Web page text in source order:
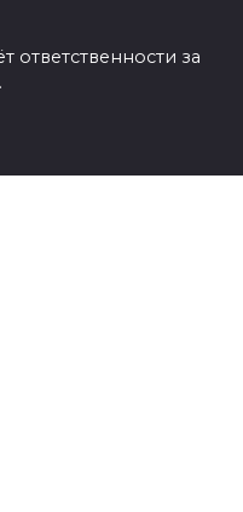
ответственности за